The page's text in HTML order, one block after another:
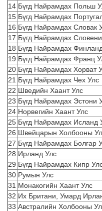
14 Бүгд Найрамдах Польш
15 Бүгд Найрамдах
16 Бүгд Найрамдах Словак
17 Бүгд Найрамдах
18 Бүгд Найрамдах
19 Бүгд Найрамдах Франц
20 Бүгд Найрамдах Хорват
21 Бүгд Найрамдах Чех Улс
22 Шведийн Хаант Улс
23 Бүгд Найрамдах Эстони
24 Норвегийн Хаант Улс
25 Бүгд Найрамдах Исланд
26 Швейцарын Холбооны
27 Бүгд Найрамдах Болгар
28 Ирланд Улс
29 Бүгд Найрамдах Кипр
30 Румын Улс
31 Монакогийн Хаант Улс
32 Их Британи, Умард
33 Австралийн Холбооны